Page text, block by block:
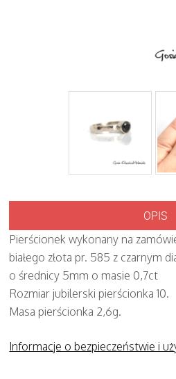
OPIS
Pierścionek wykonany na
białego złota pr. 585 z czarnym
o średnicy 5mm o masie 0,7ct
Rozmiar jubilerski pierścionka 10.
Masa pierścionka 2,6g.
Informacje o bezpieczeństwie i